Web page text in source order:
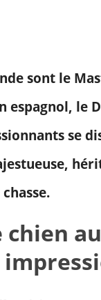
sont le
le
se
chien